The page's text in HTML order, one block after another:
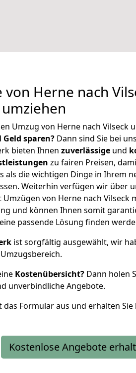
von Herne nach
Umzug von Herne nach Vilseck
Geld sparen? Dann sind Sie bei
bieten Ihnen zuverlässige und
zu fairen Preisen,
als die wichtigen Dinge in Ihrem
Weiterhin verfügen wir über
von Herne nach Vilseck
und können Ihnen somit
passende Lösung finden
ist sorgfältig ausgewählt, wir
Kostenübersicht? Dann holen
unverbindliche Angebote.
das Formular aus und erhalten Sie
Kostenlose Angebote